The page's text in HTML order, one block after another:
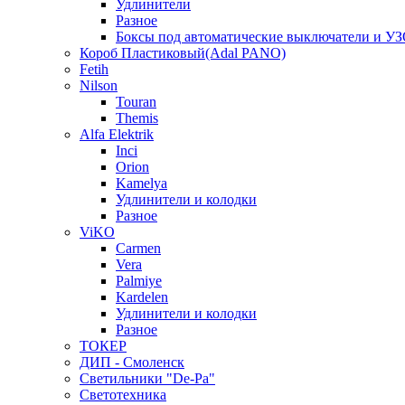
Удлинители
Разное
Боксы под автоматические выключатели и
Короб Пластиковый(Adal PANO)
Fetih
Nilson
Touran
Themis
Alfa Elektrik
Inci
Orion
Kamelya
Удлинители и колодки
Разное
ViKO
Carmen
Vera
Palmiye
Kardelen
Удлинители и колодки
Разное
ТОКЕР
ДИП - Смоленск
Светильники "De-Pa"
Светотехника